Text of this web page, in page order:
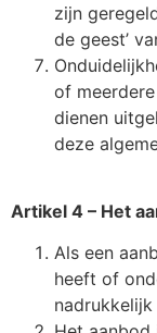
zijn
de geest’
of
dienen
deze
Artikel 4 – Het
Als een
heeft of